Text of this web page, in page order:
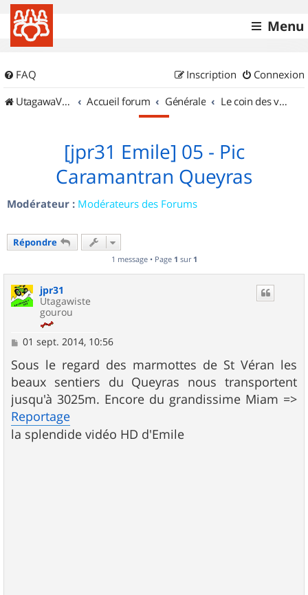
Menu
FAQ Connexion
Inscription
UtagawaVTT (Randos VTT et VTTAE avec traces GPS)
Accueil forum Générale Le coin des vidéastes
[jpr31 Emile] 05 - Pic
Caramantran Queyras
Modérateur : Modérateurs des Forums
Répondre
1 message • Page 1 sur 1
jpr31
Utagawiste
gourou
M
s
s
a
g
e
01 sept. 2014, 10:56
Sous le regard des marmottes de St Véran les
beaux sentiers du Queyras nous transportent
jusqu'à 3025m. Encore du grandissime Miam =>
Reportage
la splendide vidéo HD d'Emile